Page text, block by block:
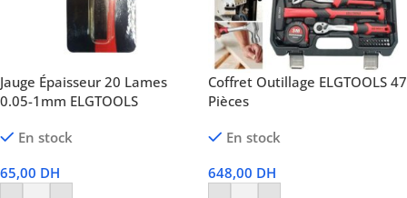
Jauge Épaisseur 20 Lames
0.05-1mm ELGTOOLS
En stock
65,00 DH
Coffret Outillage ELGTOOLS 47
Pièces
En stock
648,00 DH